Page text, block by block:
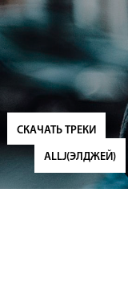
СКАЧАТЬ ТРЕКИ
ALLJ(ЭЛДЖЕЙ)